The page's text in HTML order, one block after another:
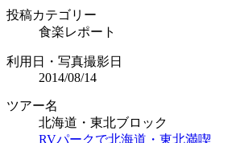
投稿カテゴリー
食楽レポート
利用日・写真撮影日
2014/08/14
ツアー名
北海道・東北ブロック
RVパークで北海道・東北満喫